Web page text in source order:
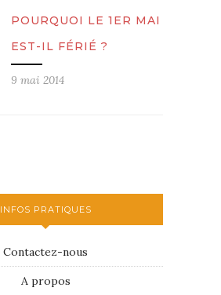
POURQUOI LE 1ER MAI
EST-IL FÉRIÉ ?
9 mai 2014
INFOS PRATIQUES
Contactez-nous
A propos